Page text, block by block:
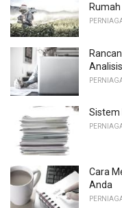
Rumah
Sistem
Cara
Anda